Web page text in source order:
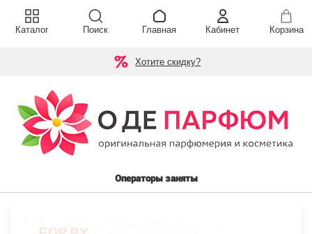
Хотите скидку?
Операторы заняты
Каталог Поиск Главная Кабинет Корзина